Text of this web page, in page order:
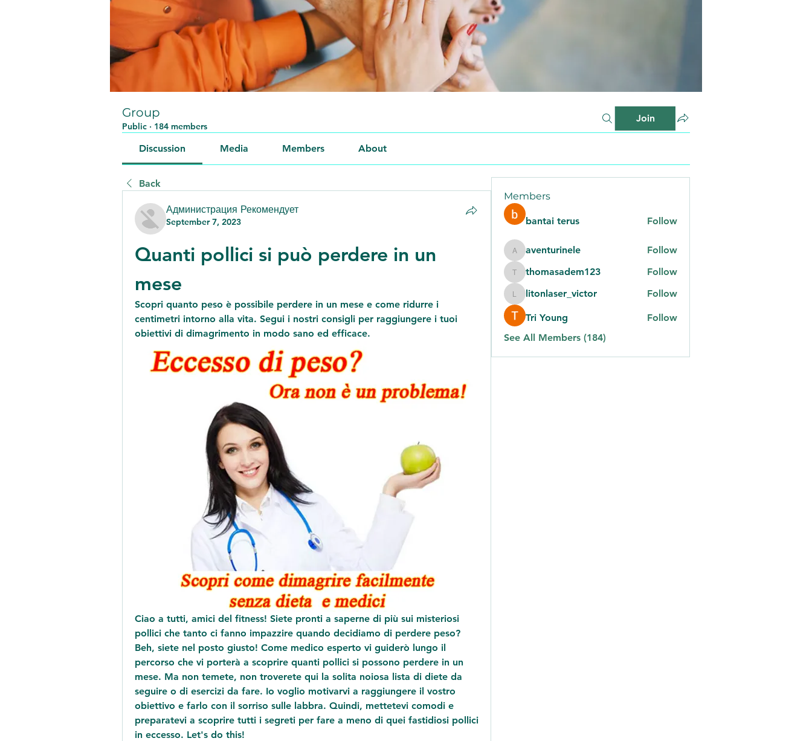
Group
Public · 184 members
Join
Discussion Media Members About
Back
Администрация Рекомендует
September 7, 2023
Quanti pollici si può perdere in un
mese
Scopri quanto peso è possibile perdere in un mese e come ridurre i
centimetri intorno alla vita. Segui i nostri consigli per raggiungere i tuoi
obiettivi di dimagrimento in modo sano ed efficace.
Ciao a tutti, amici del fitness! Siete pronti a saperne di più sui misteriosi
pollici che tanto ci fanno impazzire quando decidiamo di perdere peso?
Beh, siete nel posto giusto! Come medico esperto vi guiderò lungo il
percorso che vi porterà a scoprire quanti pollici si possono perdere in un
mese. Ma non temete, non troverete qui la solita noiosa lista di diete da
seguire o di esercizi da fare. Io voglio motivarvi a raggiungere il vostro
obiettivo e farlo con il sorriso sulle labbra. Quindi, mettetevi comodi e
preparatevi a scoprire tutti i segreti per fare a meno di quei fastidiosi pollici
in eccesso. Let's do this!
Members
bantai terus Follow
aventurinele
aventurinele Follow
thomasadem123
thomasadem123 Follow
litonlaser_victor
litonlaser_victor Follow
Tri Young
Follow
See All Members (184)